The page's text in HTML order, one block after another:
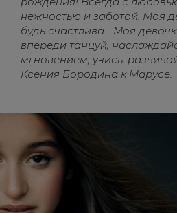
нежностью и заботой. Моя
будь счастлива… Моя
впереди танцуй,
мгновением, учись,
Ксения Бородина к Марусе.